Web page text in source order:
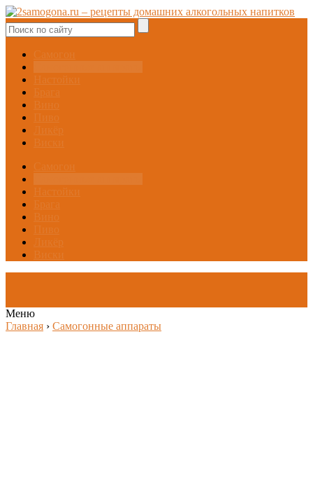
Самогон
Настойки
Брага
Вино
Пиво
Ликёр
Виски
Самогон
Настойки
Брага
Вино
Пиво
Ликёр
Виски
Меню
Главная › Самогонные аппараты